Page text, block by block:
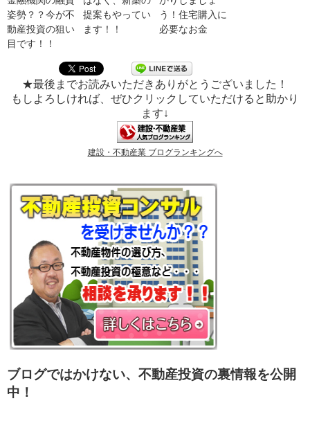
姿勢？？今が不
動産投資の狙い
目です！！
提案もやってい
ます！！
う！住宅購入に
必要なお金
★最後までお読みいただきありがとうございました！
もしよろしければ、ぜひクリックしていただけると助かり
ます↓
建設・不動産業 ブログランキングへ
ブログではかけない、不動産投資の裏情報を公開
中！